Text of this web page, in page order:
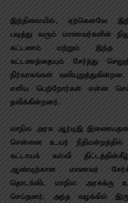
இந்நிலையில், ஏற்கெனவே
படித்து வரும் மாணவர்களின்
கட்டணம் மற்றும் இந்த
கட்டணத்தையும் சேர்த்து
நிர்வாகங்கள்
எளிய பெற்றோர்கள் என்ன
தவிக்கின்றனர்.
மாநில அரசு ஆர்டிஇ
சென்னை உயர் நீதிமன்றத்தில்
கட்டாயக் கல்வி
ஆண்டிற்கான மாணவர்
தொடங்கிட மாநில அரசுக்கு
செய்தனர். அந்த வழக்கில்